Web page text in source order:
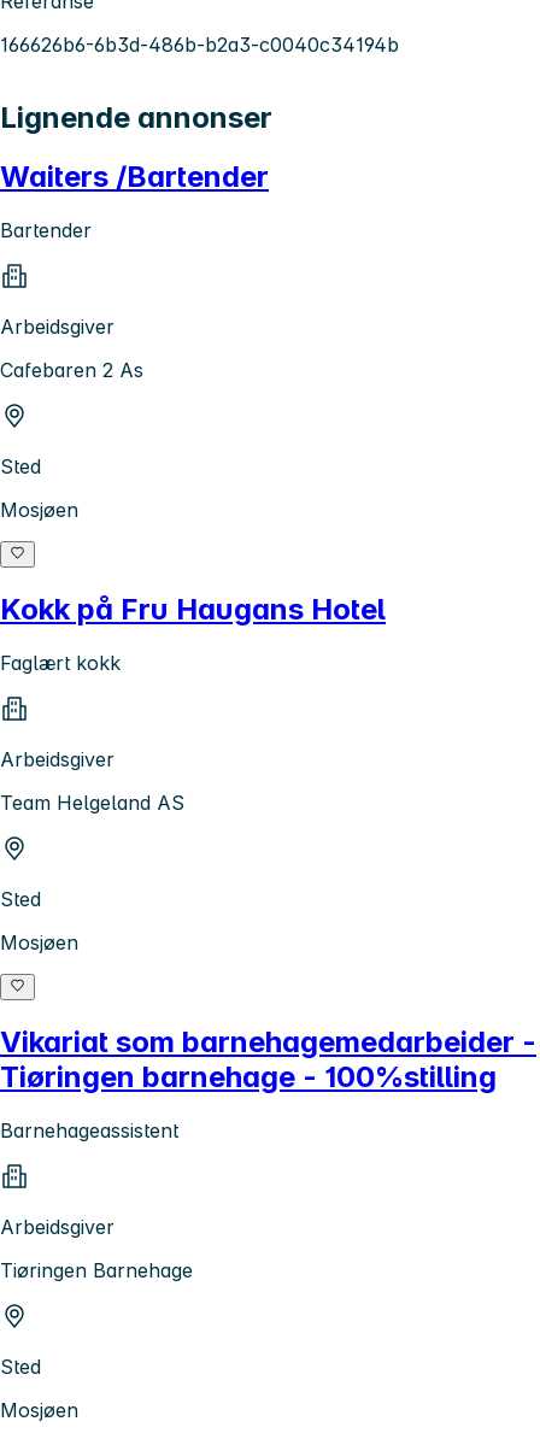
166626b6-6b3d-486b-b2a3-c0040c34194b
Lignende annonser
Waiters /Bartender
Bartender
Arbeidsgiver
Cafebaren 2 As
Sted
Mosjøen
Kokk på Fru Haugans Hotel
Faglært kokk
Arbeidsgiver
Team Helgeland AS
Sted
Mosjøen
Vikariat som barnehagemedarbeider -
Tiøringen barnehage - 100%stilling
Barnehageassistent
Arbeidsgiver
Tiøringen Barnehage
Sted
Mosjøen